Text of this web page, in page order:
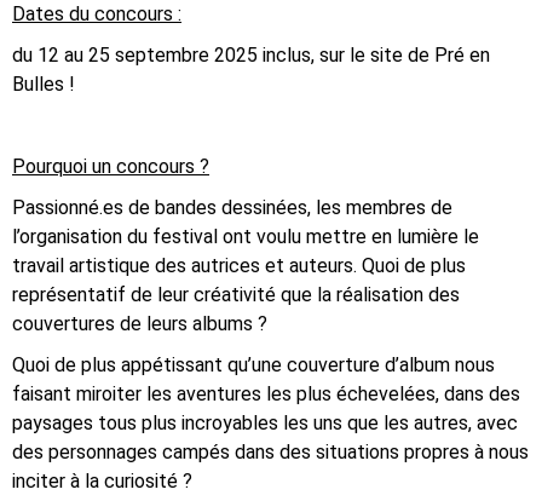
Dates du concours :
du 12 au 25 septembre 2025 inclus, sur le site de Pré en
Bulles !
Pourquoi un concours ?
Passionné.es de bandes dessinées, les membres de
l’organisation du festival ont voulu mettre en lumière le
travail artistique des autrices et auteurs. Quoi de plus
représentatif de leur créativité que la réalisation des
couvertures de leurs albums ?
Quoi de plus appétissant qu’une couverture d’album nous
faisant miroiter les aventures les plus échevelées, dans des
paysages tous plus incroyables les uns que les autres, avec
des personnages campés dans des situations propres à nous
inciter à la curiosité ?